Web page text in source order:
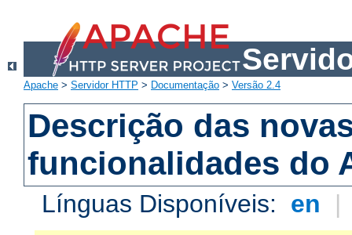
Apache > Servidor HTTP > Documentação > Versão 2.4
Descrição das
funcionalidades do
Línguas Disponíveis: en |